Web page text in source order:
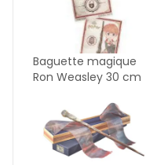
Baguette magique
Ron Weasley 30 cm